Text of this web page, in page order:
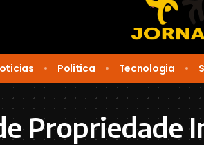
Politica Tecnologia
Propriedade